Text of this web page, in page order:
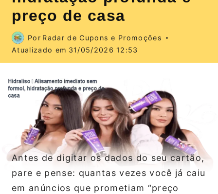
preço de casa
Por Radar de Cupons e Promoções
Atualizado em 31/05/2026 12:53
Antes de digitar os dados do seu cartão,
pare e pense: quantas vezes você já caiu
em anúncios que prometiam “preço